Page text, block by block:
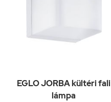
EGLO JORBA kültéri fali
lámpa